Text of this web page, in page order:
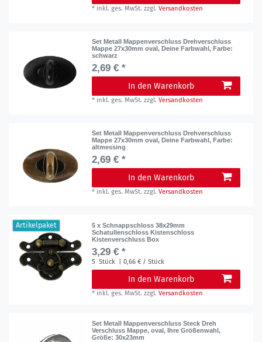
* inkl. ges. MwSt. zzgl.Versandkosten
Set Metall Mappenverschluss Drehverschluss
Mappe 27x30mm oval, Deine Farbwahl, Farbe:
schwarz
2,69 € *
In den Warenkorb
* inkl. ges. MwSt. zzgl.Versandkosten
Set Metall Mappenverschluss Drehverschluss
Mappe 27x30mm oval, Deine Farbwahl, Farbe:
altmessing
2,69 € *
In den Warenkorb
* inkl. ges. MwSt. zzgl.Versandkosten
Artikelpaket
5 x Schnappschloss 38x29mm
Schatullenschloss Kistenschloss
Kistenverschluss Box
3,29 € *
5 Stück | 0,66 € / Stück
In den Warenkorb
* inkl. ges. MwSt. zzgl.Versandkosten
Set Metall Mappenverschluss Steck Dreh
Verschluss Mappe, oval, Ihre Größenwahl,
Größe: 30x23mm